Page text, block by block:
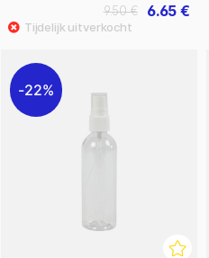
6.65 €
9.50 €
22%